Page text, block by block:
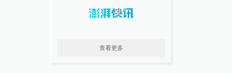
查看更多